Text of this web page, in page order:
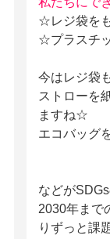
☆レジ袋を
☆プラスチ
今はレジ袋
ストローを
ますね☆
エコバッグ
などが
2030年まで
りずっと課